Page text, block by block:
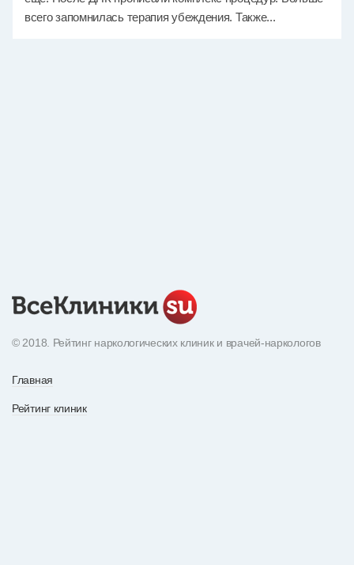
всего запомнилась терапия убеждения. Также...
© 2018. Рейтинг наркологических клиник и врачей-наркологов
Главная
Рейтинг клиник